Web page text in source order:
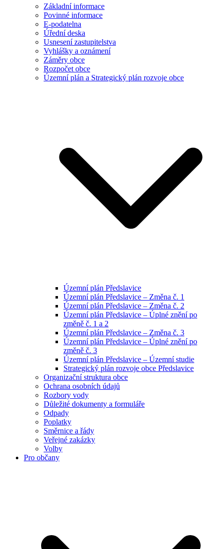
Základní informace
Povinné informace
E-podatelna
Úřední deska
Usnesení zastupitelstva
Vyhlášky a oznámení
Záměry obce
Rozpočet obce
Územní plán a Strategický plán rozvoje obce
Územní plán Předslavice
Územní plán Předslavice – Změna č. 1
Územní plán Předslavice – Změna č. 2
Územní plán Předslavice – Úplné znění po
změně č. 1 a 2
Územní plán Předslavice – Změna č. 3
Územní plán Předslavice – Úplné znění po
změně č. 3
Územní plán Předslavice – Územní studie
Strategický plán rozvoje obce Předslavice
Organizační struktura obce
Ochrana osobních údajů
Rozbory vody
Důležité dokumenty a formuláře
Odpady
Poplatky
Směrnice a řády
Veřejné zakázky
Volby
Pro občany